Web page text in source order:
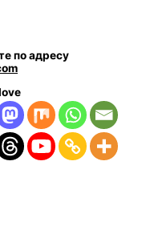
по адресу